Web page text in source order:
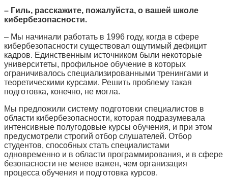
– Гиль, расскажите, пожалуйста, о вашей школе
кибербезопасности.
– Мы начинали работать в 1996 году, когда в сфере
кибербезопасности существовал ощутимый дефицит
кадров. Единственным источником были некоторые
университеты, профильное обучение в которых
ограничивалось специализированными тренингами и
теоретическими курсами. Решить проблему такая
подготовка, конечно, не могла.
Мы предложили систему подготовки специалистов в
области кибербезопасности, которая подразумевала
интенсивные полугодовые курсы обучения, и при этом
предусмотрели строгий отбор слушателей. Отбор
студентов, способных стать специалистами
одновременно и в области программирования, и в сфере
безопасности не менее важен, чем организация
процесса обучения и подготовка курсов.